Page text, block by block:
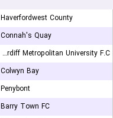
Haverfordwest County
Connah's Quay
Cardiff Metropolitan University F.C.
Colwyn Bay
Penybont
Barry Town FC